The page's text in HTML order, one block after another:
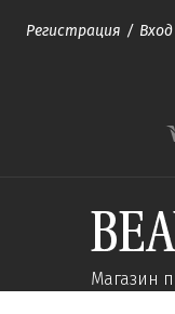
Регистрация / Вход
Магазин